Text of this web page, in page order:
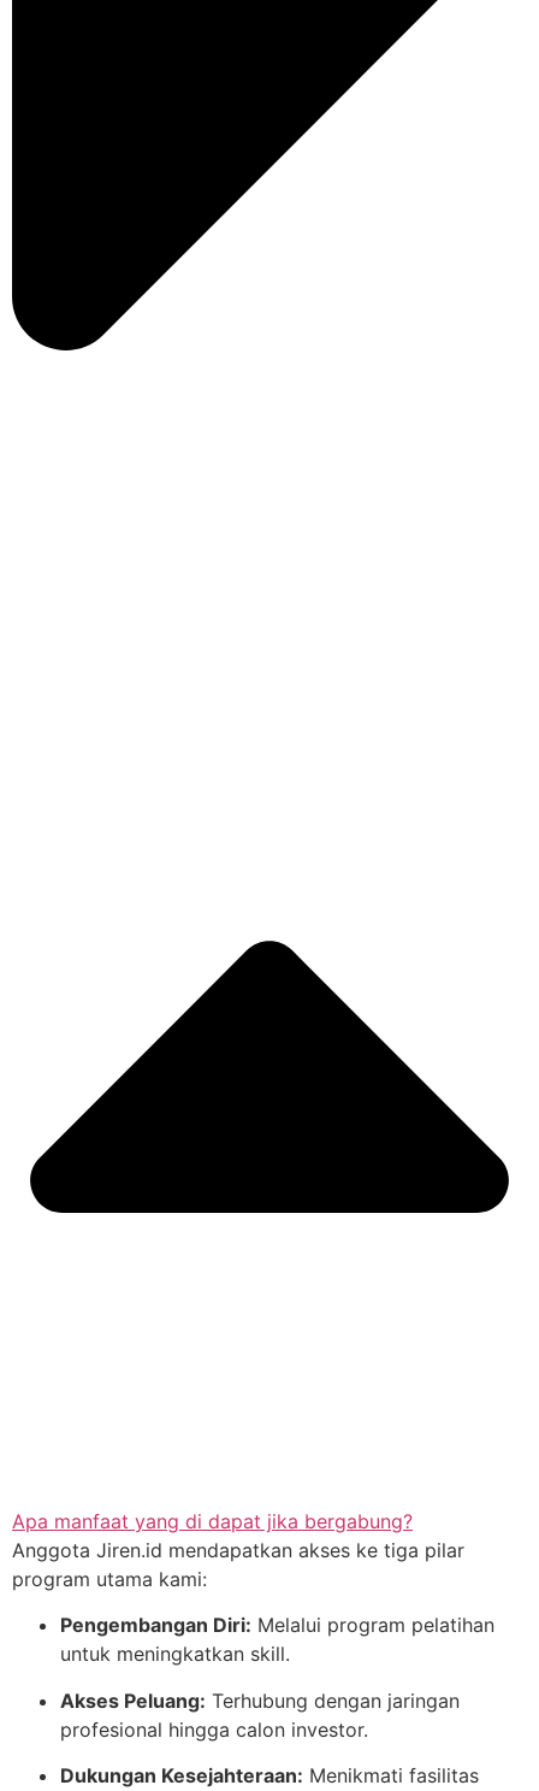
Apa manfaat yang di dapat jika bergabung?
Anggota Jiren.id mendapatkan akses ke tiga pilar
program utama kami:
Pengembangan Diri: Melalui program pelatihan
untuk meningkatkan skill.
Akses Peluang: Terhubung dengan jaringan
profesional hingga calon investor.
Dukungan Kesejahteraan: Menikmati fasilitas